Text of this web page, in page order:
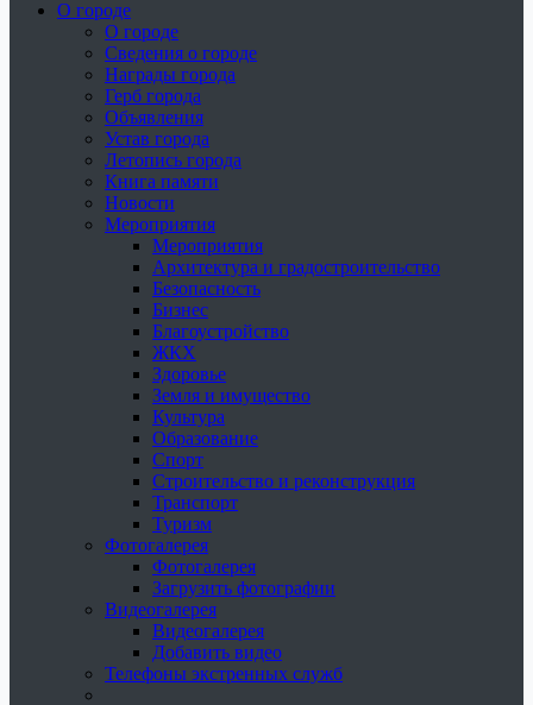
О городе
О городе
Сведения о городе
Награды города
Герб города
Объявления
Устав города
Летопись города
Книга памяти
Новости
Мероприятия
Мероприятия
Архитектура и градостроительство
Безопасность
Бизнес
Благоустройство
ЖКХ
Здоровье
Земля и имущество
Культура
Образование
Спорт
Строительство и реконструкция
Транспорт
Туризм
Фотогалерея
Фотогалерея
Загрузить фотографии
Видеогалерея
Видеогалерея
Добавить видео
Телефоны экстренных служб